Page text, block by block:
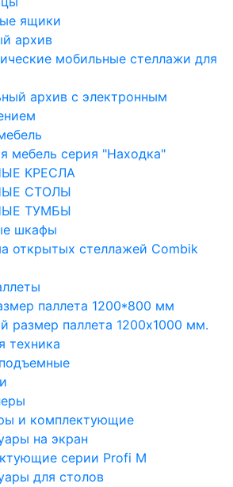
ящики
архив
мобильные стеллажи для
архив с электронным
мебель серия "Находка"
КРЕСЛА
СТОЛЫ
ТУМБЫ
шкафы
открытых стеллажей Combik
паллета 1200*800 мм
размер паллета 1200х1000 мм.
техника
и комплектующие
на экран
серии Profi M
для столов